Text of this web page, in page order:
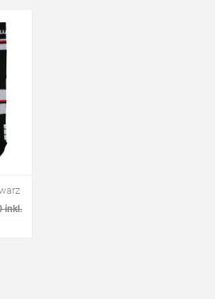
inkl.